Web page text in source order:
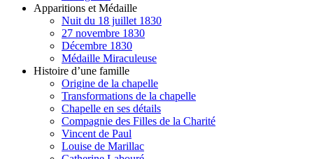
Apparitions et Médaille
Nuit du 18 juillet 1830
27 novembre 1830
Décembre 1830
Médaille Miraculeuse
Histoire d’une famille
Origine de la chapelle
Transformations de la chapelle
Chapelle en ses détails
Compagnie des Filles de la Charité
Vincent de Paul
Louise de Marillac